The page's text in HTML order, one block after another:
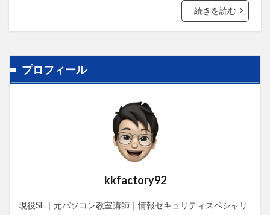
続きを読む
プロフィール
kkfactory92
現役SE｜元パソコン教室講師｜情報セキュリティスペシャリ